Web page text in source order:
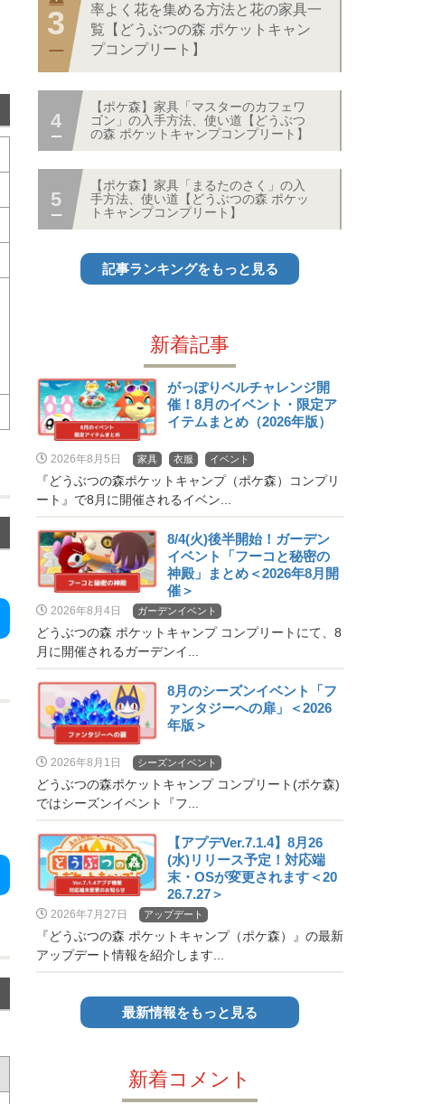
率よく花を集める方法と花の家具一
覧【どうぶつの森 ポケットキャン
プコンプリート】
【ポケ森】家具「マスターのカフェワ
ゴン」の入手方法、使い道【どうぶつ
の森 ポケットキャンプコンプリート】
【ポケ森】家具「まるたのさく」の入
手方法、使い道【どうぶつの森 ポケッ
トキャンプコンプリート】
記事ランキングをもっと見る
新着記事
がっぽりベルチャレンジ開
催！8月のイベント・限定ア
イテムまとめ（2026年版）
2026年8月5日 家具 衣服 イベント
『どうぶつの森ポケットキャンプ（ポケ森）コンプリ
ート』で8月に開催されるイベン...
8/4(火)後半開始！ガーデン
イベント「フーコと秘密の
神殿」まとめ＜2026年8月開
催＞
2026年8月4日 ガーデンイベント
どうぶつの森 ポケットキャンプ コンプリートにて、8
月に開催されるガーデンイ...
8月のシーズンイベント「フ
ァンタジーへの扉」＜2026
年版＞
2026年8月1日 シーズンイベント
どうぶつの森ポケットキャンプ コンプリート(ポケ森)
ではシーズンイベント『フ...
【アプデVer.7.1.4】8月26
(水)リリース予定！対応端
末・OSが変更されます＜20
26.7.27＞
2026年7月27日 アップデート
『どうぶつの森 ポケットキャンプ（ポケ森）』の最新
アップデート情報を紹介します...
最新情報をもっと見る
新着コメント